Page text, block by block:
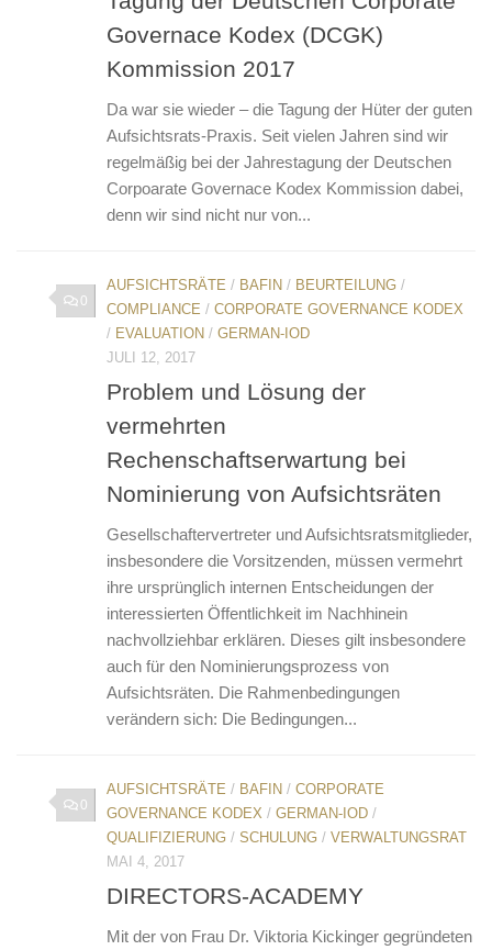
Governace Kodex (DCGK)
Kommission 2017
Da war sie wieder – die Tagung der Hüter der guten
Aufsichtsrats-Praxis. Seit vielen Jahren sind wir
regelmäßig bei der Jahrestagung der Deutschen
Corpoarate Governace Kodex Kommission dabei,
denn wir sind nicht nur von...
0
AUFSICHTSRÄTE / BAFIN / BEURTEILUNG /
COMPLIANCE / CORPORATE GOVERNANCE KODEX
/ EVALUATION / GERMAN-IOD
JULI 12, 2017
Problem und Lösung der
vermehrten
Rechenschaftserwartung bei
Nominierung von Aufsichtsräten
Gesellschaftervertreter und Aufsichtsratsmitglieder,
insbesondere die Vorsitzenden, müssen vermehrt
ihre ursprünglich internen Entscheidungen der
interessierten Öffentlichkeit im Nachhinein
nachvoll­ziehbar erklären. Dieses gilt insbesondere
auch für den Nominierungsprozess von
Aufsichtsräten. Die Rahmenbedingungen
verändern sich: Die Bedingungen...
0
AUFSICHTSRÄTE / BAFIN / CORPORATE
GOVERNANCE KODEX / GERMAN-IOD /
QUALIFIZIERUNG / SCHULUNG / VERWALTUNGSRAT
MAI 4, 2017
DIRECTORS-ACADEMY
Mit der von Frau Dr. Viktoria Kickinger gegründeten